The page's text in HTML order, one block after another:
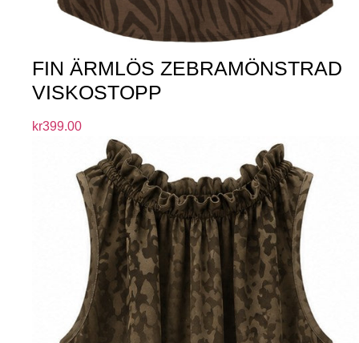
FIN ÄRMLÖS ZEBRAMÖNSTRAD
VISKOSTOPP
kr399.00